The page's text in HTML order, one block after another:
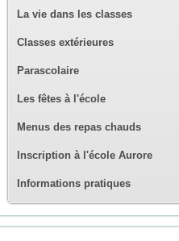
La vie dans les classes
Classes extérieures
Parascolaire
Les fêtes à l'école
Menus des repas chauds
Inscription à l'école Aurore
Informations pratiques